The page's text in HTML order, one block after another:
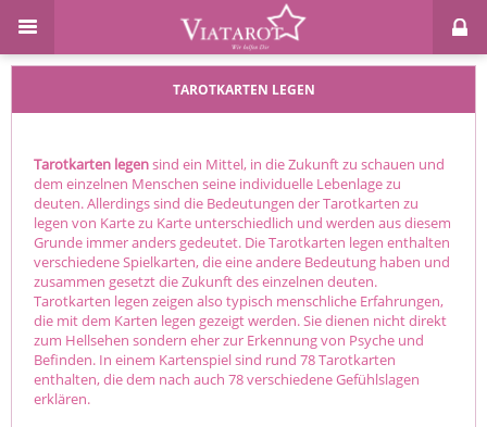
TAROTKARTEN LEGEN
Tarotkarten legensind ein Mittel, in die Zukunft zu schauen und
dem einzelnen Menschen seine individuelle Lebenlage zu
deuten. Allerdings sind die Bedeutungen der Tarotkarten zu
legen von Karte zu Karte unterschiedlich und werden aus diesem
Grunde immer anders gedeutet. Die Tarotkarten legen enthalten
verschiedene Spielkarten, die eine andere Bedeutung haben und
zusammen gesetzt die Zukunft des einzelnen deuten.
Tarotkarten legen zeigen also typisch menschliche Erfahrungen,
die mit dem Karten legen gezeigt werden. Sie dienen nicht direkt
zum Hellsehen sondern eher zur Erkennung von Psyche und
Befinden. In einem Kartenspiel sind rund 78 Tarotkarten
enthalten, die dem nach auch 78 verschiedene Gefühlslagen
erklären.